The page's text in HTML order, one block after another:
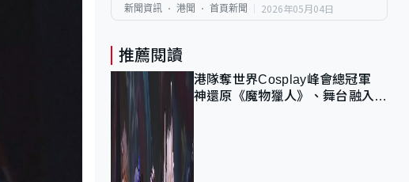
新聞資訊 港聞 首頁新聞 2026年05月04日
推薦閱讀
港隊奪世界Cosplay峰會總冠軍
神還原《魔物獵人》、舞台融入獅